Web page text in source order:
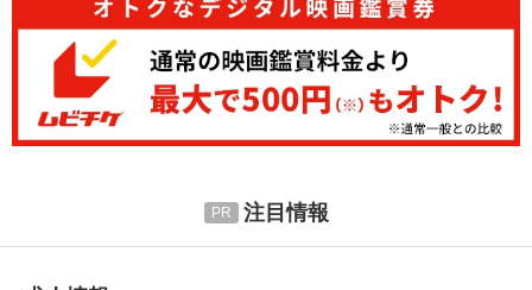
注目情報